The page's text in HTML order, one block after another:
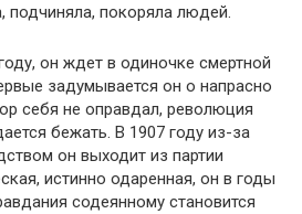
подчиняла, покоряла людей.
он ждет в одиночке смертной
задумывается он о напрасно
себя не оправдал, революция
бежать. В 1907 году из-за
он выходит из партии
истинно одаренная, он в годы
содеянному становится